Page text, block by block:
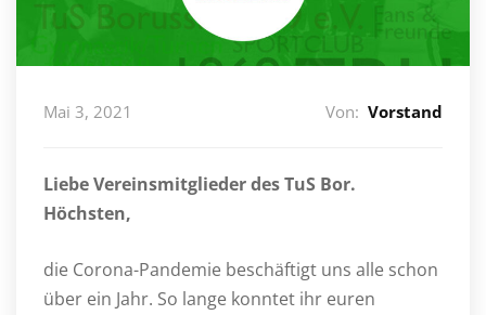
Mai 3, 2021 Von: Vorstand
Liebe Vereinsmitglieder des TuS Bor.
Höchsten,
die Corona-Pandemie beschäftigt uns alle schon
über ein Jahr. So lange konntet ihr euren